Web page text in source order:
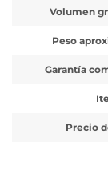
Volumen
Peso
Garantía
Precio